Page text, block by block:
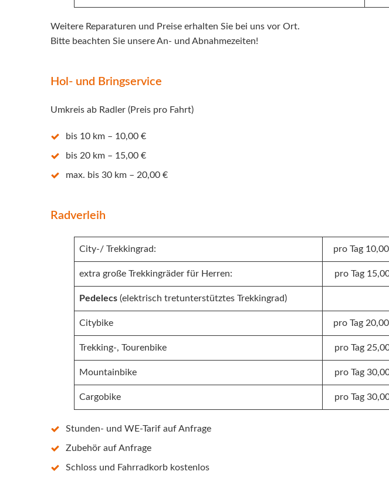
Weitere Reparaturen und Preise erhalten Sie bei uns vor Ort.
Bitte beachten Sie unsere An- und Abnahmezeiten!
Hol- und Bringservice
Umkreis ab Radler (Preis pro Fahrt)
bis 10 km – 10,00 €
bis 20 km – 15,00 €
max. bis 30 km – 20,00 €
Radverleih
City-/ Trekkingrad: pro Tag
extra große Trekkingräder für Herren: pro Tag
Pedelecs(elektrisch tretunterstütztes Trekkingrad)
Citybike pro Tag
Trekking-, Tourenbike pro Tag
Mountainbike pro Tag
Cargobike pro Tag
Stunden- und WE-Tarif auf Anfrage
Zubehör auf Anfrage
Schloss und Fahrradkorb kostenlos